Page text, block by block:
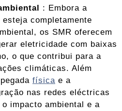
: Embora a
completamente
os SMR oferecem
eletricidade com baixas
o que contribui para a
climáticas. Além
física e a
nas redes eléctricas
impacto ambiental e a